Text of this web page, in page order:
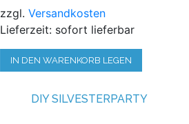
zzgl.Versandkosten
Lieferzeit: sofort lieferbar
IN DEN WARENKORB LEGEN
DIY SILVESTERPARTY